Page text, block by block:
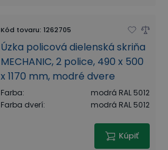
Kód tovaru: 1262705
Úzka policová dielenská skriňa
MECHANIC, 2 police, 490 x 500
x 1170 mm, modré dvere
Farba:
modrá RAL 5012
Farba dverí: modrá RAL 5012
Kúpiť